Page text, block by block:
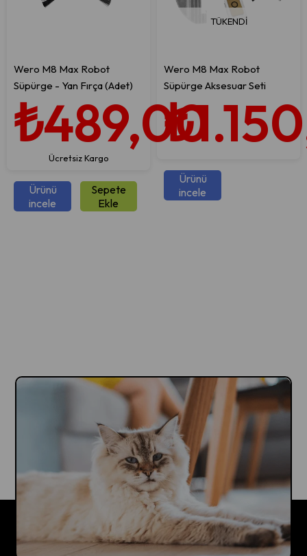
Wero M8 Max Robot
Süpürge - Yan Fırça (Adet)
₺489,00
Sepete
Ekle
Ürünü
incele
Ücretsiz Kargo
TÜKENDI
Wero M8 Max Robot
Süpürge Aksesuar Seti
Ürünü
incele